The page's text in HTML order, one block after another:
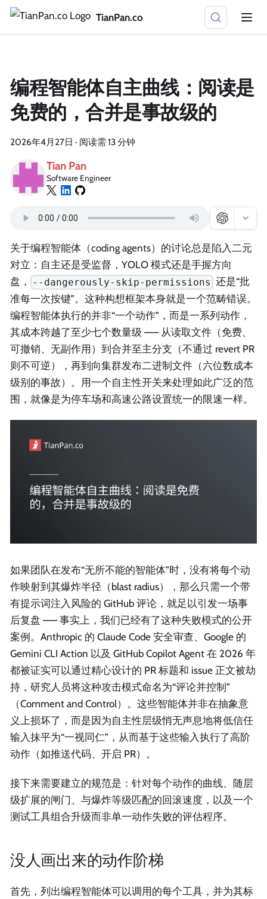
TianPan.co
编程智能体自主曲线：阅读是
免费的，合并是事故级的
2026年4月27日 · 阅读需 13 分钟
Tian Pan
Software Engineer
关于编程智能体（coding agents）的讨论总是陷入二元
对立：自主还是受监督，YOLO 模式还是手握方向
盘，
--dangerously-skip-permissions 还是“批
准每一次按键”。这种构想框架本身就是一个范畴错误。
编程智能体执行的并非“一个动作”，而是一系列动作，
其成本跨越了至少七个数量级 —— 从读取文件（免费、
可撤销、无副作用）到合并至主分支（不通过 revert PR
则不可逆），再到向集群发布二进制文件（六位数成本
级别的事故）。用一个自主性开关来处理如此广泛的范
围，就像是为停车场和高速公路设置统一的限速一样。
如果团队在发布“无所不能的智能体”时，没有将每个动
作映射到其爆炸半径（blast radius），那么只需一个带
有提示词注入风险的 GitHub 评论，就足以引发一场事
后复盘 —— 事实上，我们已经有了这种失败模式的公开
案例。Anthropic 的 Claude Code 安全审查、Google 的
Gemini CLI Action 以及 GitHub Copilot Agent 在 2026 年
都被证实可以通过精心设计的 PR 标题和 issue 正文被劫
持，研究人员将这种攻击模式命名为“评论并控制”
（Comment and Control）。这些智能体并非在抽象意
义上损坏了，而是因为自主性层级悄无声息地将低信任
输入抹平为“一视同仁”，从而基于这些输入执行了高阶
动作（如推送代码、开启 PR）。
接下来需要建立的规范是：针对每个动作的曲线、随层
级扩展的闸门、与爆炸等级匹配的回滚速度，以及一个
测试工具组合升级而非单一动作失败的评估程序。
没人画出来的动作阶梯
首先，列出编程智能体可以调用的每个工具，并为其标